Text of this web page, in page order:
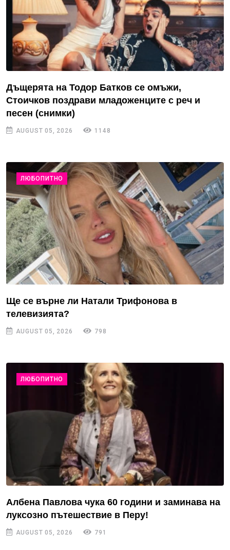
Дъщерята на Тодор Батков се омъжи,
Стоичков поздрави младоженците с реч и
песен (снимки)
AUGUST 05, 2026 1148
ЛЮБОПИТНО
Ще се върне ли Натали Трифонова в
телевизията?
AUGUST 05, 2026 798
ЛЮБОПИТНО
Албена Павлова чука 60 години и заминава на
луксозно пътешествие в Перу!
AUGUST 05, 2026 791